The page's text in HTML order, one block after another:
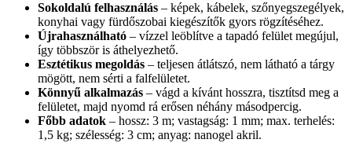
Sokoldalú felhasználás – képek, kábelek, szőnyegszegélyek,
konyhai vagy fürdőszobai kiegészítők gyors rögzítéséhez.
Újrahasználható – vízzel leöblítve a tapadó felület megújul,
így többször is áthelyezhető.
Esztétikus megoldás – teljesen átlátszó, nem látható a tárgy
mögött, nem sérti a falfelületet.
Könnyű alkalmazás – vágd a kívánt hosszra, tisztítsd meg a
felületet, majd nyomd rá erősen néhány másodpercig.
Főbb adatok – hossz: 3 m; vastagság: 1 mm; max. terhelés:
1,5 kg; szélesség: 3 cm; anyag: nanogel akril.